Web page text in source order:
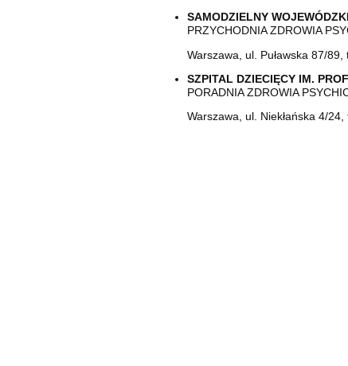
SAMODZIELNY
PRZYCHODNIA ZDROWIA
Warszawa, ul. Puławska 87/
SZPITAL DZIECIĘCY IM.
PORADNIA ZDROWIA
Warszawa, ul. Niekłańska 4/